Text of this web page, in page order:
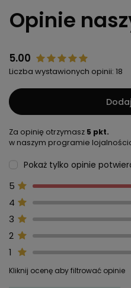
Opinie
5.00
Liczba wystawionych opinii: 18
Za opinię otrzymasz 5 pkt.
w naszym programie
Pokaż tylko opinie
5
4
3
2
1
Kliknij ocenę aby filtrować opinie